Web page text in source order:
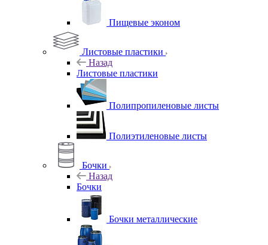
Пищевые эконом
Листовые пластики
Назад
Листовые пластики
Полипропиленовые листы
Полиэтиленовые листы
Бочки
Назад
Бочки
Бочки металлические